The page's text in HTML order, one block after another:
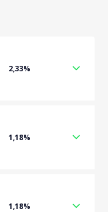
2,33%
1,18%
1,18%